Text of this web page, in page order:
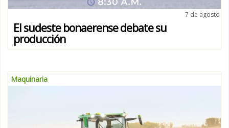
7 de agosto
El sudeste bonaerense debate su
producción
Maquinaria